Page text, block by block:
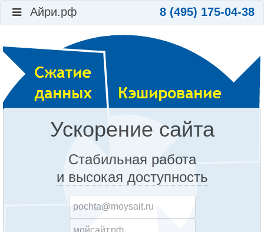
Айри.рф 8 (495) 175-04-38
Ускорение сайта
Стабильная работа
и высокая доступность